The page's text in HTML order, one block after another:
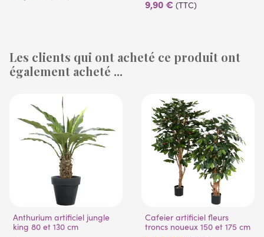
9,90 € (TTC)
Les clients qui ont acheté ce produit ont
également acheté ...
Anthurium artificiel jungle
king 80 et 130 cm
Cafeier artificiel fleurs
troncs noueux 150 et 175 cm